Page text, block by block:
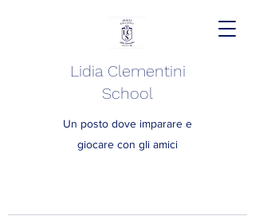
Lidia Clementini
School
Un posto dove imparare e
giocare con gli amici